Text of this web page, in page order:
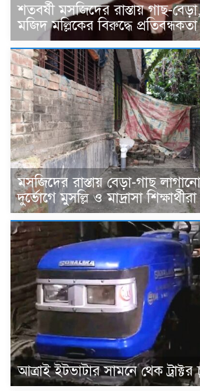
শতবর্ষী মসজিদের রাস্তায় গাছ-
মজিদ মল্লিকের বিরুদ্ধে
মসজিদের রাস্তায় বেড়া-গাছ
দুর্ভোগে মুসল্লি ও মাদ্রাসা শিক্ষার্থীরা
আত্রাই ইটভাটার সামনে থেক ট্রাক্টর